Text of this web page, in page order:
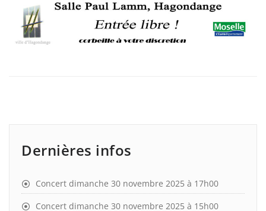
Dernières infos
Concert dimanche 30 novembre 2025 à 17h00
Concert dimanche 30 novembre 2025 à 15h00